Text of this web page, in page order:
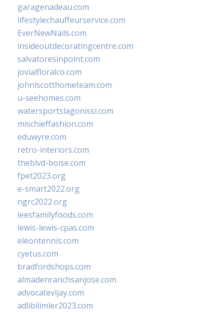
garagenadeau.com
lifestylechauffeurservice.com
EverNewNails.com
insideoutdecoratingcentre.com
salvatoresinpoint.com
jovialfloralco.com
johnlscotthometeam.com
u-seehomes.com
watersportslagonissi.com
mischieffashion.com
eduwyre.com
retro-interiors.com
theblvd-boise.com
fpet2023.org
e-smart2022.org
ngrc2022.org
leesfamilyfoods.com
lewis-lewis-cpas.com
eleontennis.com
cyetus.com
bradfordshops.com
almadenranchsanjose.com
advocatevijay.com
adlibilimler2023.com